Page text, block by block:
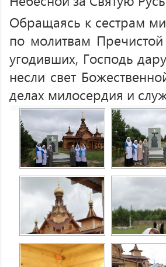
Обращаясь к сестрам
по молитвам
угодивших, Господь
несли свет
делах милосердия и